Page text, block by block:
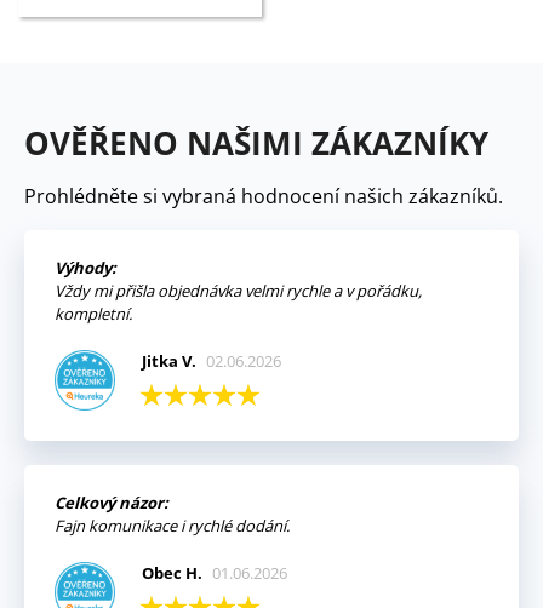
OVĚŘENO NAŠIMI ZÁKAZNÍKY
Prohlédněte si vybraná hodnocení našich zákazníků.
Výhody:
Vždy mi přišla objednávka velmi rychle a v pořádku,
kompletní.
Jitka V. 02.06.2026
Celkový názor:
Fajn komunikace i rychlé dodání.
Obec H. 01.06.2026